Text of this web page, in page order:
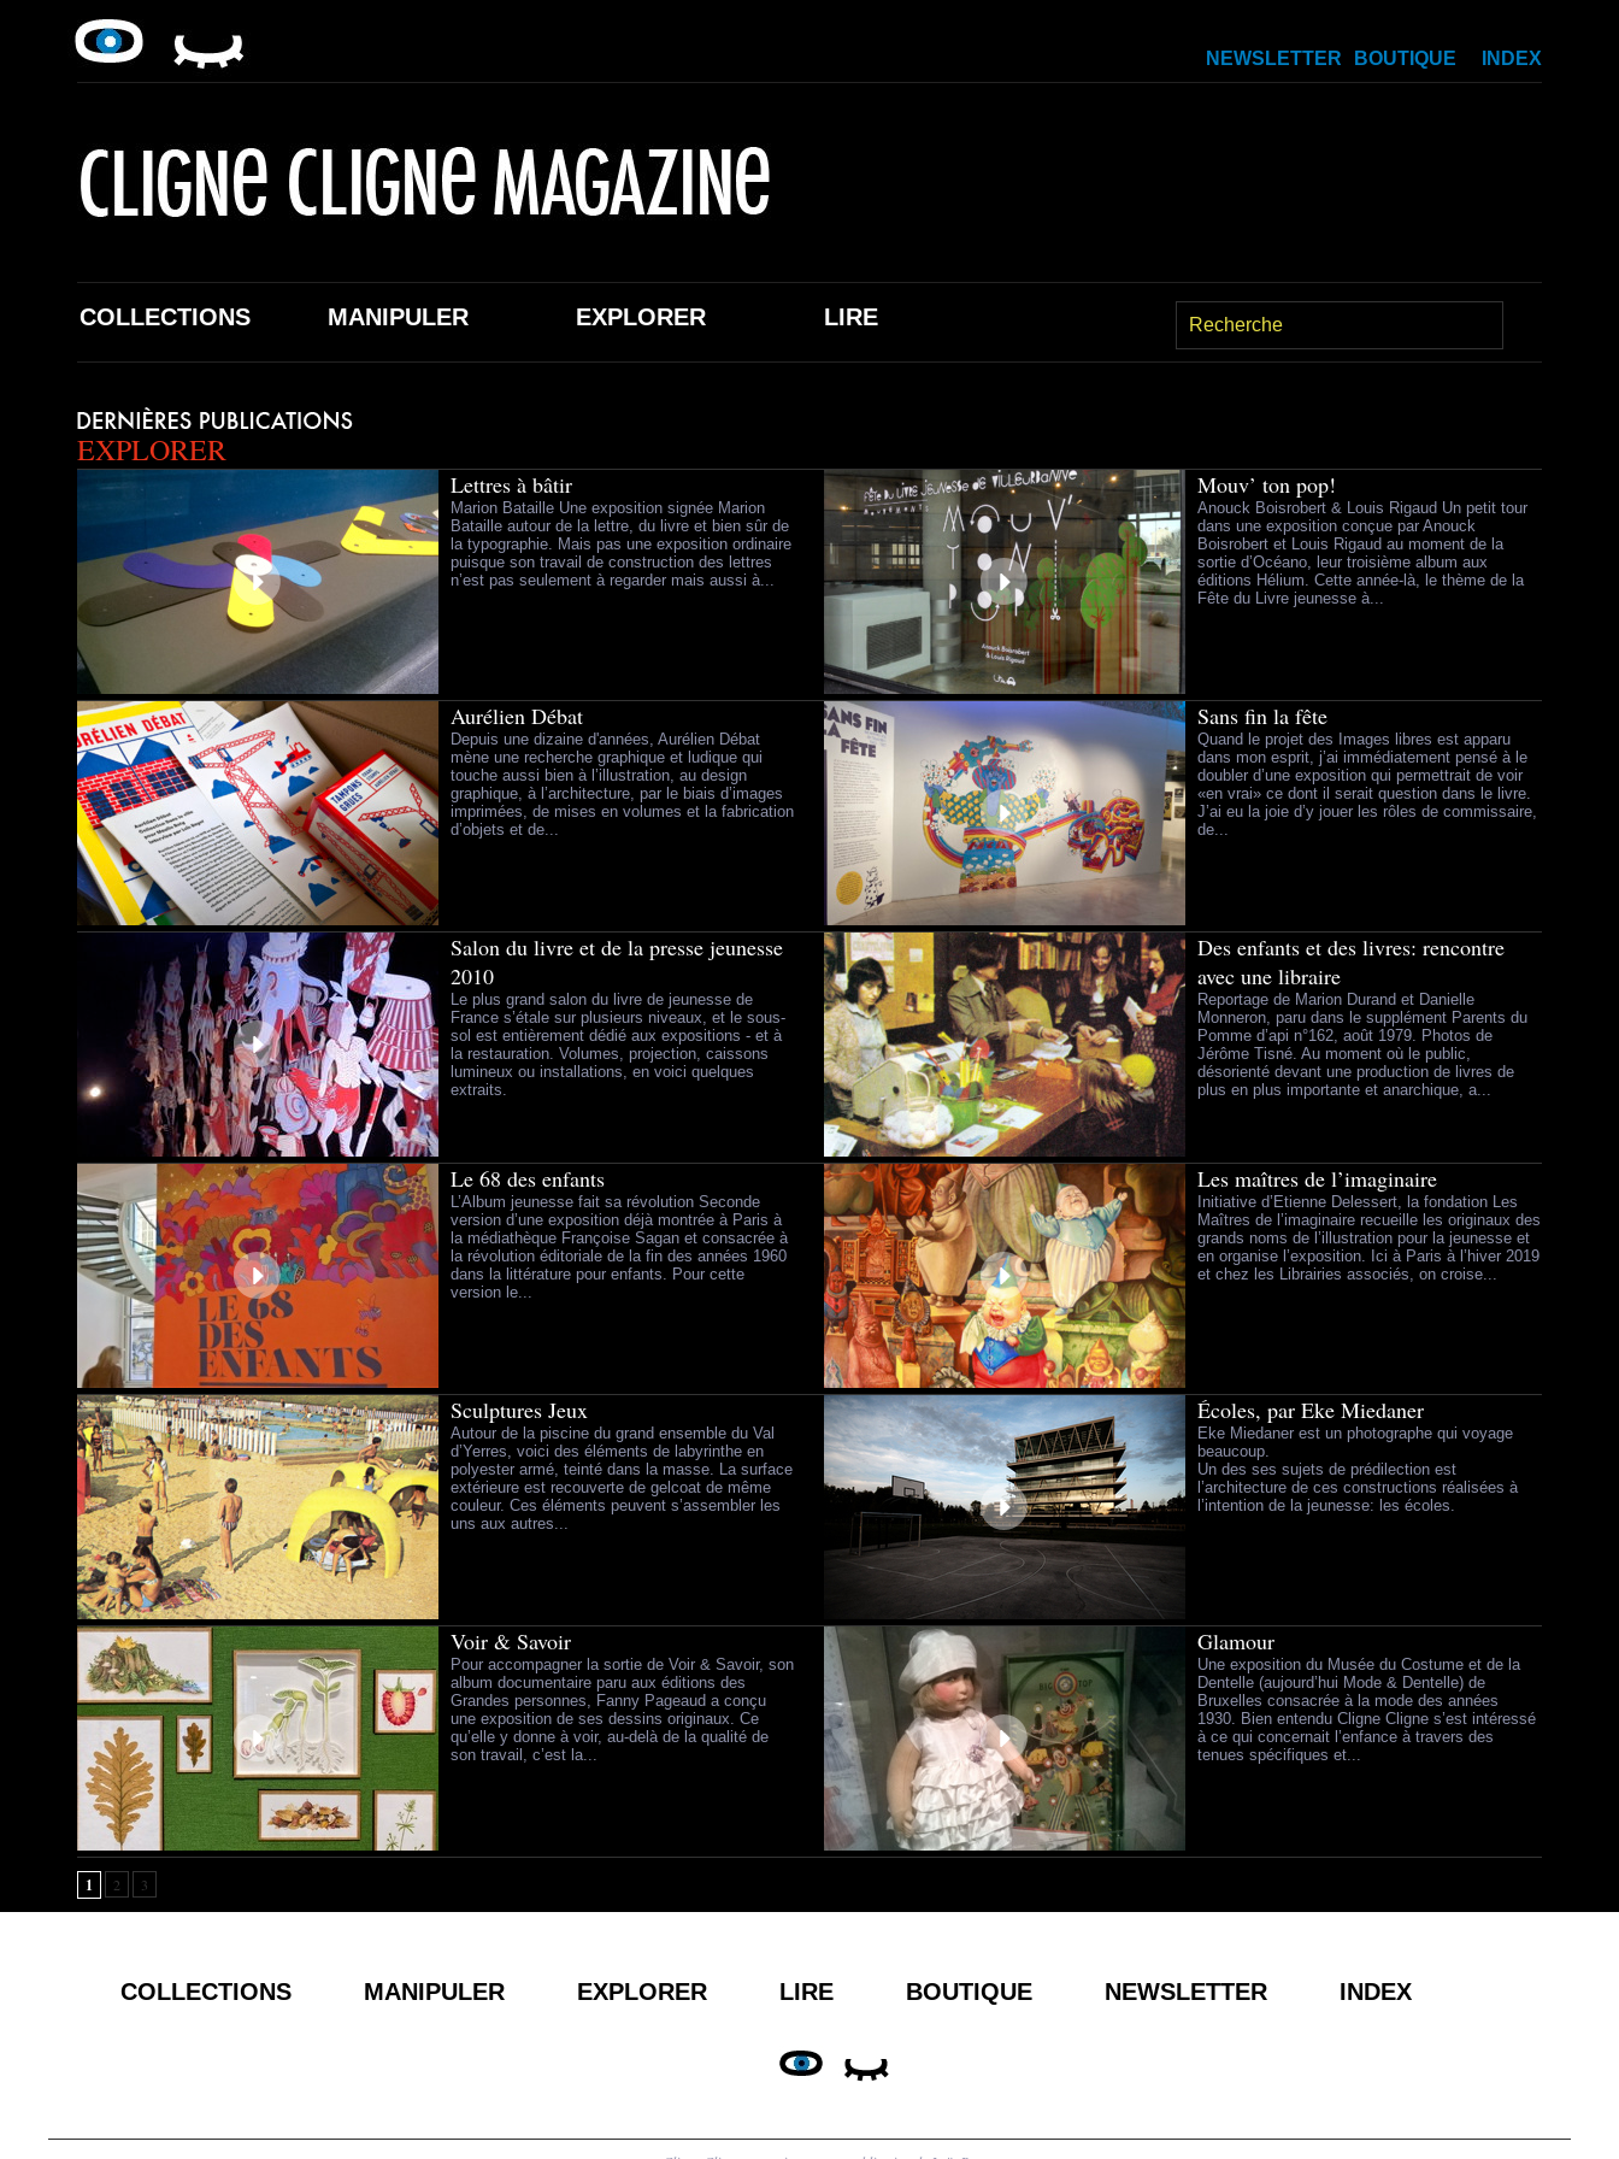
NEWSLETTER BOUTIQUE INDEX
COLLECTIONS MANIPULER EXPLORER LIRE
EXPLORER
Lettres à bâtir
Marion Bataille Une exposition signée Marion
Bataille autour de la lettre, du livre et bien sûr de
la typographie. Mais pas une exposition ordinaire
puisque son travail de construction des lettres
n’est pas seulement à regarder mais aussi à...
Mouv’ ton pop!
Anouck Boisrobert & Louis Rigaud Un petit tour
dans une exposition conçue par Anouck
Boisrobert et Louis Rigaud au moment de la
sortie d’Océano, leur troisième album aux
éditions Hélium. Cette année-là, le thème de la
Fête du Livre jeunesse à...
Aurélien Débat
Depuis une dizaine d'années, Aurélien Débat
mène une recherche graphique et ludique qui
touche aussi bien à l’illustration, au design
graphique, à l’architecture, par le biais d’images
imprimées, de mises en volumes et la fabrication
d’objets et de...
Sans fin la fête
Quand le projet des Images libres est apparu
dans mon esprit, j’ai immédiatement pensé à le
doubler d’une exposition qui permettrait de voir
«en vrai» ce dont il serait question dans le livre.
J’ai eu la joie d’y jouer les rôles de commissaire,
de...
Salon du livre et de la presse jeunesse
2010
Le plus grand salon du livre de jeunesse de
France s’étale sur plusieurs niveaux, et le sous-
sol est entièrement dédié aux expositions - et à
la restauration. Volumes, projection, caissons
lumineux ou installations, en voici quelques
extraits.
Des enfants et des livres: rencontre
avec une libraire
Reportage de Marion Durand et Danielle
Monneron, paru dans le supplément Parents du
Pomme d’api n°162, août 1979. Photos de
Jérôme Tisné. Au moment où le public,
désorienté devant une production de livres de
plus en plus importante et anarchique, a...
Le 68 des enfants
L’Album jeunesse fait sa révolution Seconde
version d’une exposition déjà montrée à Paris à
la médiathèque Françoise Sagan et consacrée à
la révolution éditoriale de la fin des années 1960
dans la littérature pour enfants. Pour cette
version le...
Les maîtres de l’imaginaire
Initiative d’Etienne Delessert, la fondation Les
Maîtres de l’imaginaire recueille les originaux des
grands noms de l’illustration pour la jeunesse et
en organise l’exposition. Ici à Paris à l’hiver 2019
et chez les Librairies associés, on croise...
Sculptures Jeux
Autour de la piscine du grand ensemble du Val
d’Yerres, voici des éléments de labyrinthe en
polyester armé, teinté dans la masse. La surface
extérieure est recouverte de gelcoat de même
couleur. Ces éléments peuvent s’assembler les
uns aux autres...
Écoles, par Eke Miedaner
Eke Miedaner est un photographe qui voyage
beaucoup.
Un des ses sujets de prédilection est
l’architecture de ces constructions réalisées à
l’intention de la jeunesse: les écoles.
Voir & Savoir
Pour accompagner la sortie de Voir & Savoir, son
album documentaire paru aux éditions des
Grandes personnes, Fanny Pageaud a conçu
une exposition de ses dessins originaux. Ce
qu’elle y donne à voir, au-delà de la qualité de
son travail, c’est la...
Glamour
Une exposition du Musée du Costume et de la
Dentelle (aujourd’hui Mode & Dentelle) de
Bruxelles consacrée à la mode des années
1930. Bien entendu Cligne Cligne s’est intéressé
à ce qui concernait l’enfance à travers des
tenues spécifiques et...
1 2 3
COLLECTIONS MANIPULER EXPLORER LIRE BOUTIQUE NEWSLETTER INDEX